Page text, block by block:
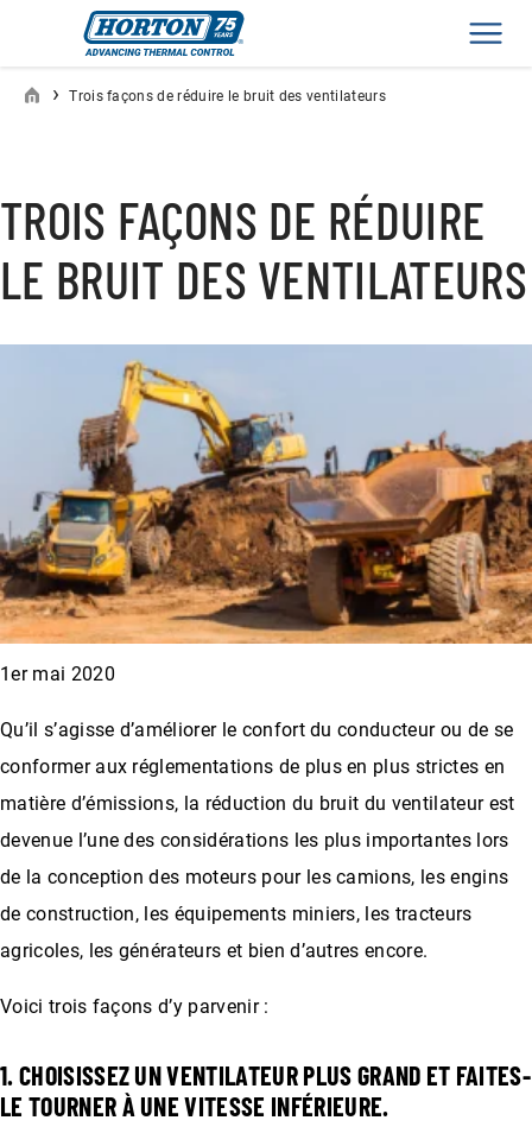
› Trois façons de réduire le bruit des ventilateurs
TROIS FAÇONS DE RÉDUIRE
LE BRUIT DES VENTILATEURS
1er mai 2020
Qu’il s’agisse d’améliorer le confort du conducteur ou de se
conformer aux réglementations de plus en plus strictes en
matière d’émissions, la réduction du bruit du ventilateur est
devenue l’une des considérations les plus importantes lors
de la conception des moteurs pour les camions, les engins
de construction, les équipements miniers, les tracteurs
agricoles, les générateurs et bien d’autres encore.
Voici trois façons d’y parvenir :
1. CHOISISSEZ UN VENTILATEUR PLUS GRAND ET FAITES-
LE TOURNER À UNE VITESSE INFÉRIEURE.